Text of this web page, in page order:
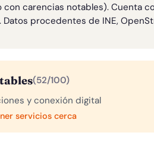
carencias notables). Cuenta
procedentes de INE,
(52/100)
y conexión digital
servicios cerca